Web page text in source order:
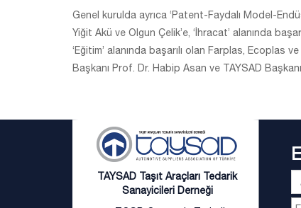
Genel kurulda ayrıca ‘Patent-Faydalı Model-
Yiğit Akü ve Olgun Çelik’e, ‘İhracat’ alanında
‘Eğitim’ alanında başarılı olan Farplas,
Başkanı Prof. Dr. Habip Asan ve TAYSAD
TAYSAD Taşıt Araçları Tedarik
Sanayicileri Derneği